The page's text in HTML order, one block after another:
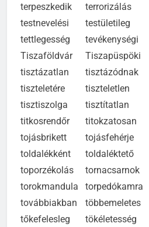
terpeszkedik
terrorizálás
testnevelési
testületileg
tettlegesség
tevékenységi
Tiszaföldvár
Tiszapüspöki
tisztázatlan
tisztázódnak
tiszteletére
tiszteletlen
tisztiszolga
tisztítatlan
titkosrendőr
titokzatosan
tojásbrikett
tojásfehérje
toldalékként
toldaléktető
toporzékolás
tornacsarnok
torokmandula
torpedókamra
továbbiakban
többemeletes
tőkefelesleg
tökéletesség